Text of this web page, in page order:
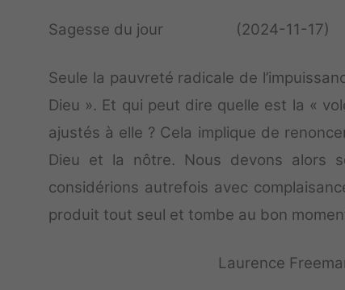
Sagesse du jour (2024-11-17)
Seule la pauvreté radicale de
Dieu ». Et qui peut dire quelle est la «
ajustés à elle ? Cela implique de
Dieu et la nôtre. Nous devons alors
considérions autrefois avec
produit tout seul et tombe au bon
Laurence